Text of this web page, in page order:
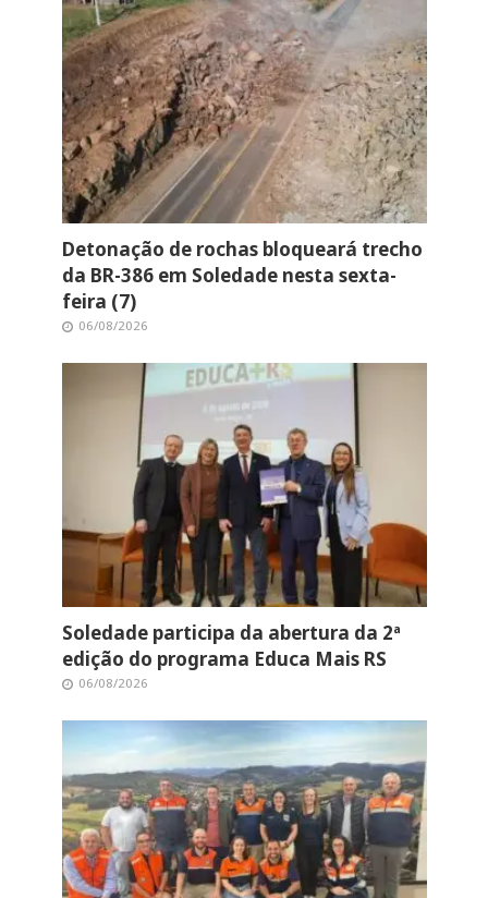
Detonação de rochas bloqueará trecho
da BR-386 em Soledade nesta sexta-
feira (7)
06/08/2026
Soledade participa da abertura da 2ª
edição do programa Educa Mais RS
06/08/2026